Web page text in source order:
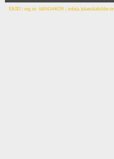
EKID | org.nr: 6604244639 | info(a.)skanskabilder.se